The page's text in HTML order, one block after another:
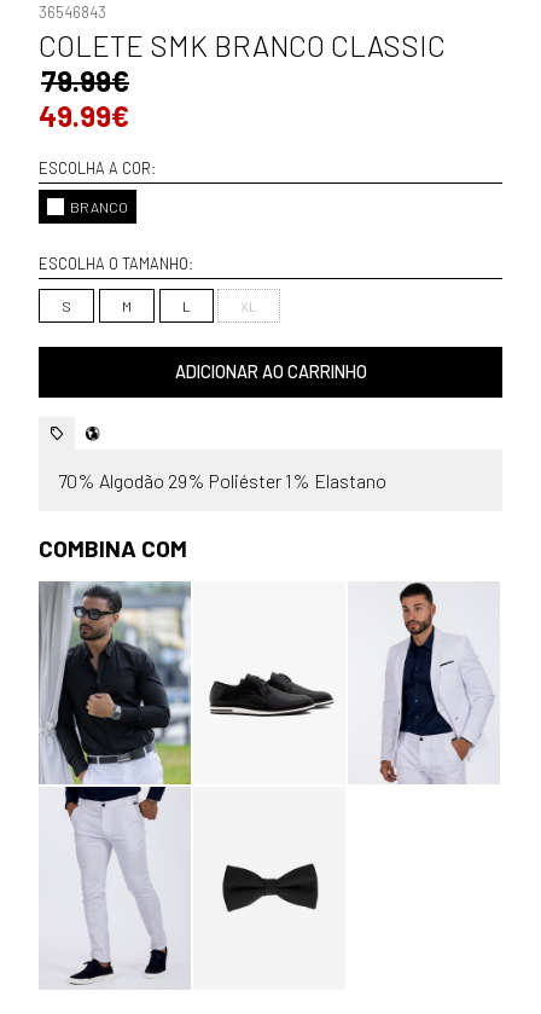
36546843
COLETE SMK BRANCO CLASSIC
79.99€
49.99€
ESCOLHA A COR:
BRANCO
ESCOLHA O TAMANHO:
S M L XL
ADICIONAR AO CARRINHO
70% Algodão 29% Poliéster 1% Elastano
COMBINA COM